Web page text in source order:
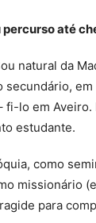
percurso até
natural da
fi-lo em
estudante.
como
missionário
para